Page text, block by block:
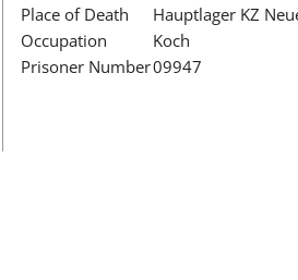
Yкраїнський
Русский
עברית
Place of Death
Hauptlager KZ
Occupation
Koch
Prisoner Number09947